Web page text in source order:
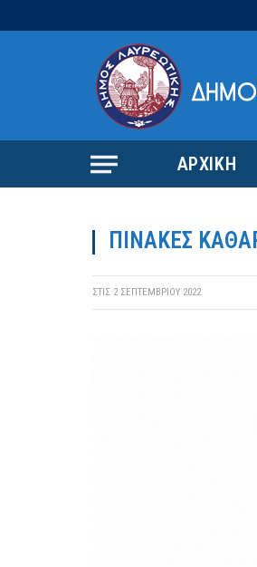
ΑΡΧΙΚΗ
ΠΙΝΑΚΕΣ
ΣΤΙΣ 2 ΣΕΠΤΕΜΒΡΊΟΥ 2022